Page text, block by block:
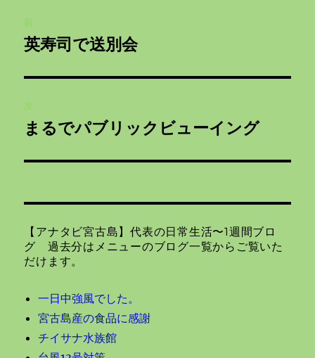
稿
ビ
ゲ
ー
ン
前
前
投
稿:
英寿司で送別会
次
次
投
まるでパブリックビューイング
【アナタビ宮古島】代表の日常生活〜1週間ブロ
グ 過去分はメニューのブログ一覧からご覧いた
だけます。
一日中強風でした。
宮古島産の食品に感謝
チイサナ水族館